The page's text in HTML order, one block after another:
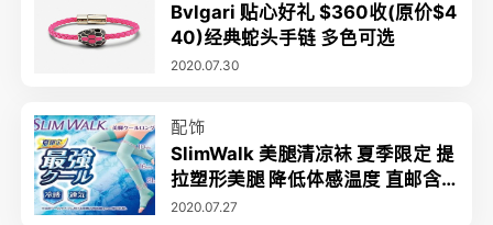
Bvlgari 贴心好礼 $360收(原价$4
40)经典蛇头手链 多色可选
2020.07.30
配饰
SlimWalk 美腿清凉袜 夏季限定 提
拉塑形美腿 降低体感温度 直邮含
税到手价$23
2020.07.27